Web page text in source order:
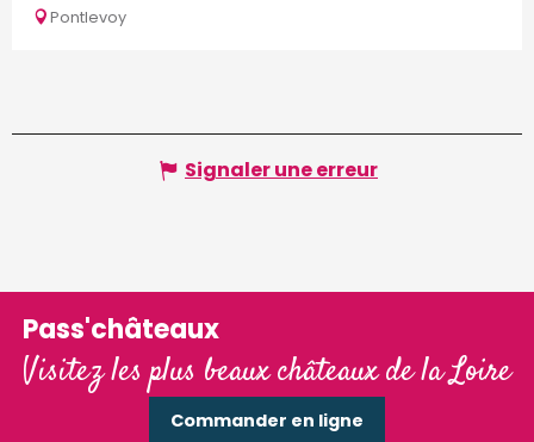
Pontlevoy
Signaler une erreur
Pass'châteaux
Visitez les plus beaux châteaux de la Loire
Commander en ligne